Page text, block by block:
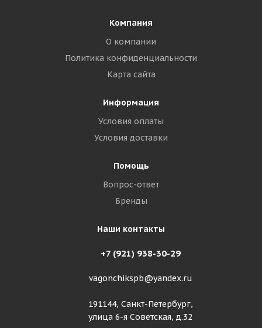
Компания
О компании
Политика конфиденциальности
Карта сайта
Информация
Условия оплаты
Условия доставки
Помощь
Вопрос-ответ
Бренды
Наши контакты
+7 (921) 938-30-29
vagonchikspb@yandex.ru
191144, Санкт-Петербург,
улица 6-я Советская, д.32